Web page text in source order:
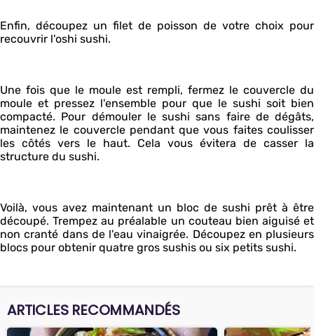
Enfin, découpez un filet de poisson de votre choix pour
recouvrir l'oshi sushi.
Une fois que le moule est rempli, fermez le couvercle du
moule et pressez l'ensemble pour que le sushi soit bien
compacté. Pour démouler le sushi sans faire de dégâts,
maintenez le couvercle pendant que vous faites coulisser
les côtés vers le haut. Cela vous évitera de casser la
structure du sushi.
Voilà, vous avez maintenant un bloc de sushi prêt à être
découpé. Trempez au préalable un couteau bien aiguisé et
non cranté dans de l'eau vinaigrée. Découpez en plusieurs
blocs pour obtenir quatre gros sushis ou six petits sushi.
ARTICLES RECOMMANDÉS